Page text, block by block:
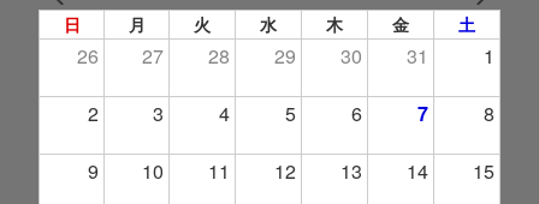
日 月 火 水 木 金 土
26 27 28 29 30 31 1
2 3 4 5 6 7 8
9 10 11 12 13 14 15